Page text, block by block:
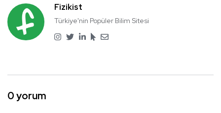
Fizikist
Türkiye'nin Popüler Bilim Sitesi
0 yorum